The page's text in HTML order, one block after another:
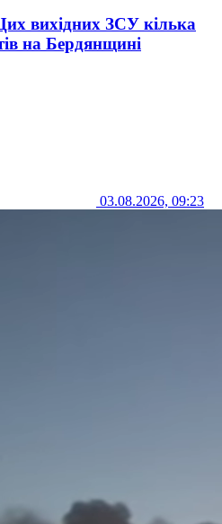
вихідних ЗСУ кілька
на Бердянщині
03.08.2026, 09:23